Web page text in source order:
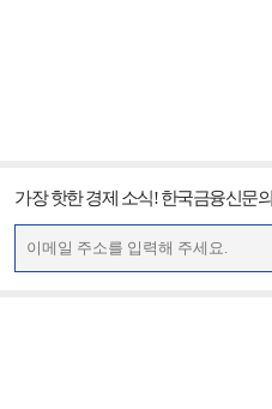
가장 핫한 경제 소식! 한국금융신문의